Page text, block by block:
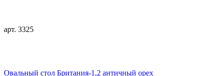
арт. 3325
Овальный стол Британия-1,2 античный орех